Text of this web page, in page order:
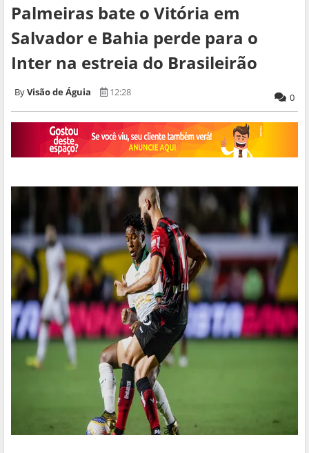
Palmeiras bate o Vitória em
Salvador e Bahia perde para o
Inter na estreia do Brasileirão
Visão de Águia 12:28 0